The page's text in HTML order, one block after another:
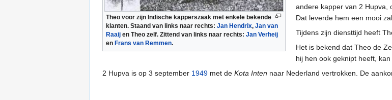
Theo voor zijn Indische kapperszaak met enkele bekende
klanten. Staand van links naar rechts: Jan Hendrix, Jan van
Raaij en Theo zelf. Zittend van links naar rechts: Jan Verheij
en Frans van Remmen.
andere kapper van 2 Hupva,
Dat leverde hem een mooi
Tijdens zijn diensttijd heeft
Het is bekend dat Theo de
hij hen ook geknipt heeft,
2 Hupva is op 3 september 1949 met de Kota Inten naar Nederland vertrokken. De